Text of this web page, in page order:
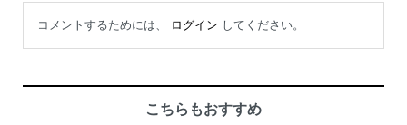
コメントするためには、 ログイン してください。
こちらもおすすめ